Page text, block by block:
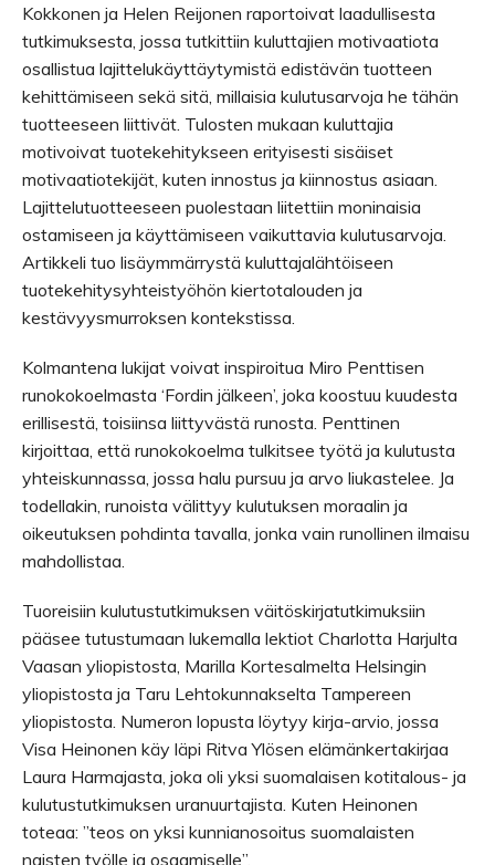
Kokkonen ja Helen Reijonen raportoivat laadullisesta
tutkimuksesta, jossa tutkittiin kuluttajien motivaatiota
osallistua lajittelukäyttäytymistä edistävän tuotteen
kehittämiseen sekä sitä, millaisia kulutusarvoja he tähän
tuotteeseen liittivät. Tulosten mukaan kuluttajia
motivoivat tuotekehitykseen erityisesti sisäiset
motivaatiotekijät, kuten innostus ja kiinnostus asiaan.
Lajittelutuotteeseen puolestaan liitettiin moninaisia
ostamiseen ja käyttämiseen vaikuttavia kulutusarvoja.
Artikkeli tuo lisäymmärrystä kuluttajalähtöiseen
tuotekehitysyhteistyöhön kiertotalouden ja
kestävyysmurroksen kontekstissa.
Kolmantena lukijat voivat inspiroitua Miro Penttisen
runokokoelmasta ‘Fordin jälkeen’, joka koostuu kuudesta
erillisestä, toisiinsa liittyvästä runosta. Penttinen
kirjoittaa, että runokokoelma tulkitsee työtä ja kulutusta
yhteiskunnassa, jossa halu pursuu ja arvo liukastelee. Ja
todellakin, runoista välittyy kulutuksen moraalin ja
oikeutuksen pohdinta tavalla, jonka vain runollinen ilmaisu
mahdollistaa.
Tuoreisiin kulutustutkimuksen väitöskirjatutkimuksiin
pääsee tutustumaan lukemalla lektiot Charlotta Harjulta
Vaasan yliopistosta, Marilla Kortesalmelta Helsingin
yliopistosta ja Taru Lehtokunnakselta Tampereen
yliopistosta. Numeron lopusta löytyy kirja-arvio, jossa
Visa Heinonen käy läpi Ritva Ylösen elämänkertakirjaa
Laura Harmajasta, joka oli yksi suomalaisen kotitalous- ja
kulutustutkimuksen uranuurtajista. Kuten Heinonen
toteaa: ”teos on yksi kunnianosoitus suomalaisten
naisten työlle ja osaamiselle”.